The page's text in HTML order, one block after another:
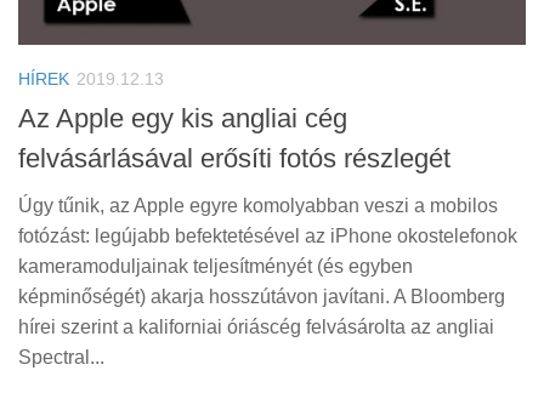
HÍREK 2019.12.13
Az Apple egy kis angliai cég
felvásárlásával erősíti fotós részlegét
Úgy tűnik, az Apple egyre komolyabban veszi a mobilos
fotózást: legújabb befektetésével az iPhone okostelefonok
kameramoduljainak teljesítményét (és egyben
képminőségét) akarja hosszútávon javítani. A Bloomberg
hírei szerint a kaliforniai óriáscég felvásárolta az angliai
Spectral...